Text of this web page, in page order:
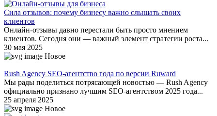
Сила отзывов: почему бизнесу важно слышать своих
клиентов
Онлайн-отзывы давно перестали быть просто мнением
клиентов. Сегодня они — важный элемент стратегии роста...
30 мая 2025
Новое
Rush Agency SEO-агентство года по версии Ruward
Мы рады поделиться потрясающей новостью — Rush Agency
официально признано лучшим SEO-агентством 2025 года...
25 апреля 2025
Новое